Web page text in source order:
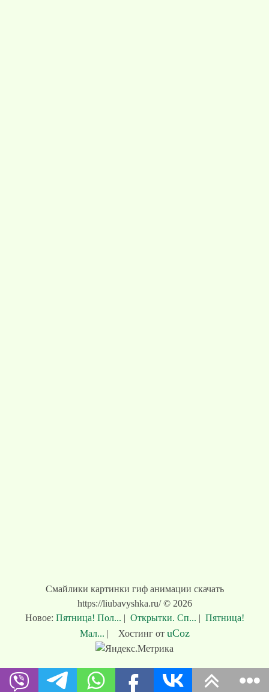
Смайлики картинки гиф анимации скачать
https://liubavyshka.ru/ © 2026
Новое: Пятница! Пол... | Открытки. Сп... | Пятница!
Мал... | Хостинг от uCoz